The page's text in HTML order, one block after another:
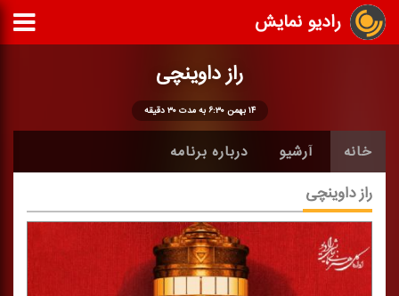
رادیو نمایش
راز داوینچی
۱۴ بهمن ۶:۳۰ به مدت ۳۰ دقیقه
خانه آرشیو درباره برنامه
راز داوینچی